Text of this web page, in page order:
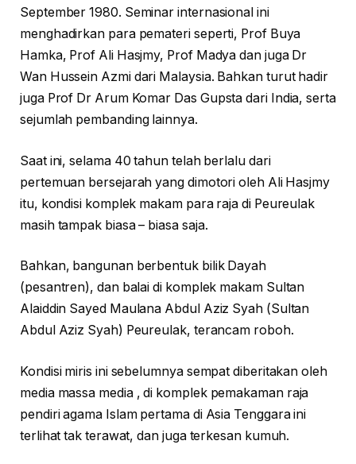
September 1980. Seminar internasional ini
menghadirkan para pemateri seperti, Prof Buya
Hamka, Prof Ali Hasjmy, Prof Madya dan juga Dr
Wan Hussein Azmi dari Malaysia. Bahkan turut hadir
juga Prof Dr Arum Komar Das Gupsta dari India, serta
sejumlah pembanding lainnya.
Saat ini, selama 40 tahun telah berlalu dari
pertemuan bersejarah yang dimotori oleh Ali Hasjmy
itu, kondisi komplek makam para raja di Peureulak
masih tampak biasa – biasa saja.
Bahkan, bangunan berbentuk bilik Dayah
(pesantren), dan balai di komplek makam Sultan
Alaiddin Sayed Maulana Abdul Aziz Syah (Sultan
Abdul Aziz Syah) Peureulak, terancam roboh.
Kondisi miris ini sebelumnya sempat diberitakan oleh
media massa media , di komplek pemakaman raja
pendiri agama Islam pertama di Asia Tenggara ini
terlihat tak terawat, dan juga terkesan kumuh.